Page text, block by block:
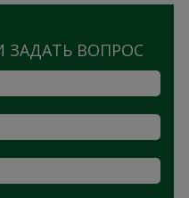
ЗАДАТЬ ВОПРОС